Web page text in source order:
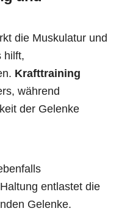
die Muskulatur und
hilft,
Krafttraining
während
der Gelenke
entlastet die
Gelenke.